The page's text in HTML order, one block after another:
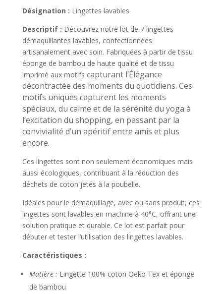
Désignation : Lingettes lavables
Descriptif : Découvrez notre lot de 7 lingettes
démaquillantes lavables, confectionnées
artisanalement avec soin. Fabriquées à partir de tissu
éponge de bambou de haute qualité et de tissu
imprimé aux motifs capturant l’Élégance
décontractée des moments du quotidiens. Ces
motifs uniques capturent les moments
spéciaux, du calme et de la sérénité du yoga à
l’excitation du shopping, en passant par la
convivialité d’un apéritif entre amis et plus
encore.
Ces lingettes sont non seulement économiques mais
aussi écologiques, contribuant à la réduction des
déchets de coton jetés à la poubelle.
Idéales pour le démaquillage, avec ou sans produit, ces
lingettes sont lavables en machine à 40°C, offrant une
solution pratique et durable. Ce lot est parfait pour
débuter et tester l’utilisation des lingettes lavables.
Caractéristiques :
Matière : Lingette 100% coton Oeko Tex et éponge
de bambou